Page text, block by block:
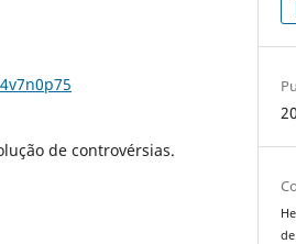
de controvérsias.